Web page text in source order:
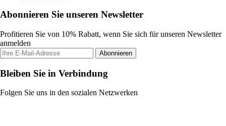
Abonnieren Sie unseren Newsletter
Profitieren Sie von 10% Rabatt, wenn Sie sich für unseren Newsletter
anmelden
Abonnieren
Bleiben Sie in Verbindung
Folgen Sie uns in den sozialen Netzwerken